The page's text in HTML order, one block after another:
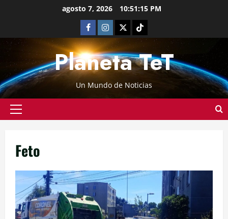
agosto 7, 2026 10:51:15 PM
Planeta TeT
Un Mundo de Noticias
Feto